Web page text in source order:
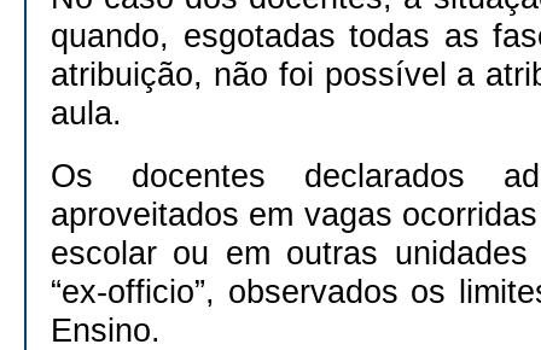
quando, esgotadas todas as
atribuição, não foi possível a
aula.
Os docentes declarados
aproveitados em vagas
escolar ou em outras unidades
“ex-officio”, observados os
Ensino.